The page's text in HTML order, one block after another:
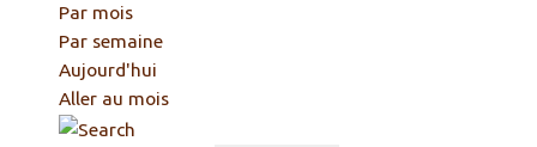
Par mois
Par semaine
Aujourd'hui
Aller au mois